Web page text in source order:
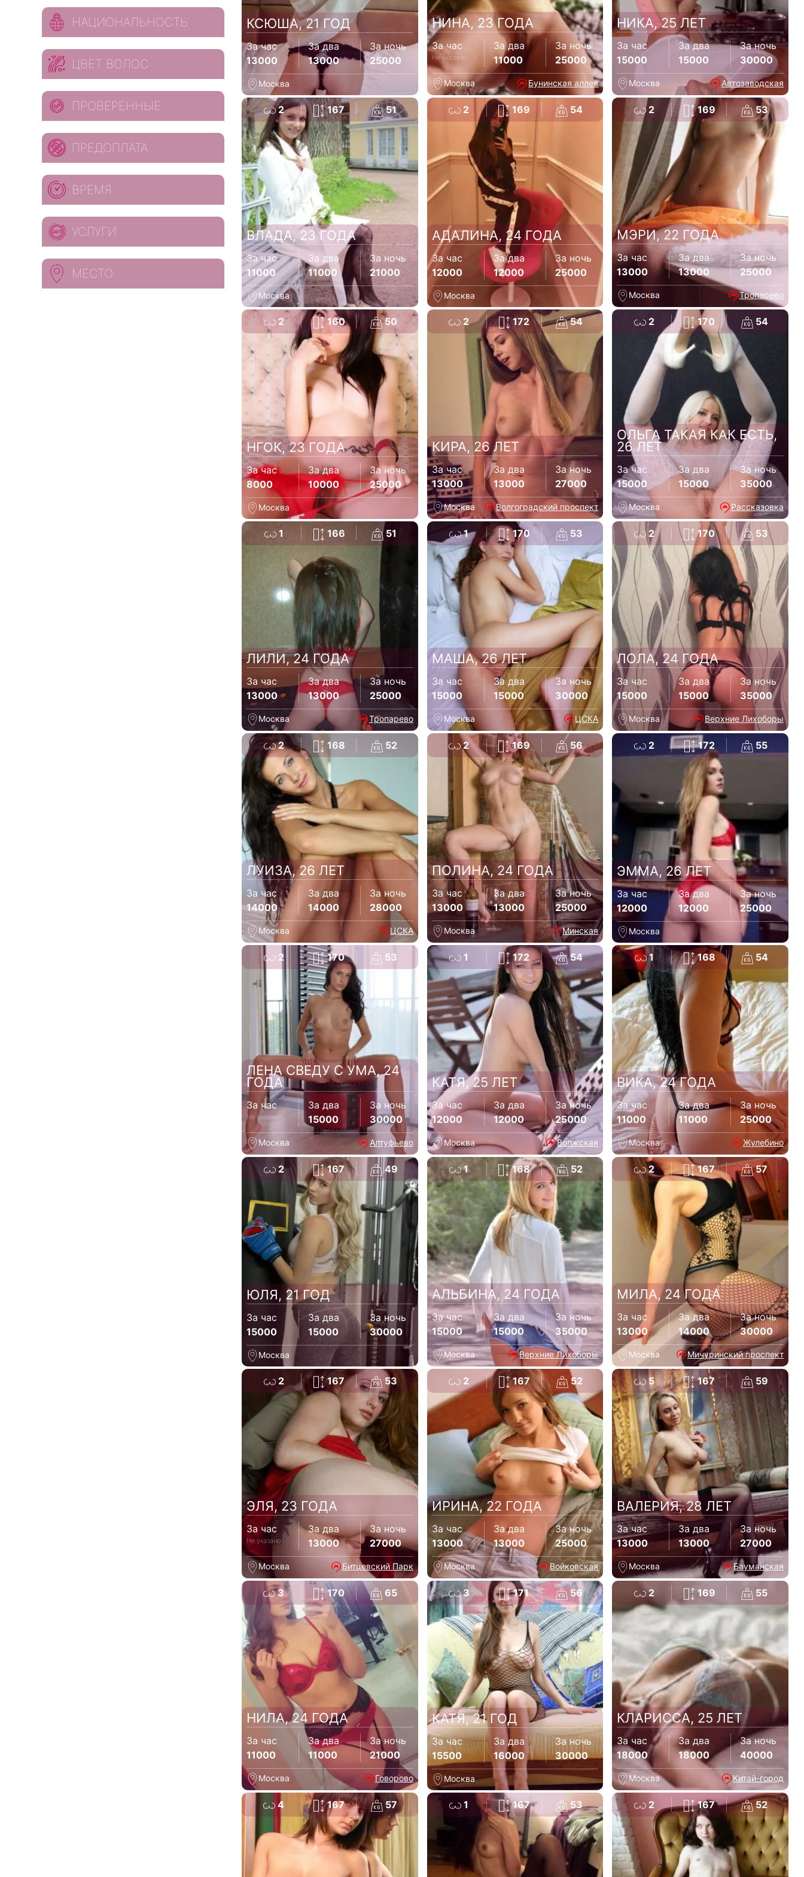
КСЮША, 21 ГОД
За час
13000
За два
13000
За ночь
25000
Москва
НИНА, 23 ГОДА
За час
Не указано
За два
11000
За ночь
25000
Москва Бунинская аллея
НИКА, 25 ЛЕТ
За час
15000
За два
15000
За ночь
30000
Москва Автозаводская
2 167 51
ВЛАДА, 23 ГОДА
За час
11000
За два
11000
За ночь
21000
Москва
2 169 54
АДАЛИНА, 24 ГОДА
За час
12000
За два
12000
За ночь
25000
Москва
2 169 53
МЭРИ, 22 ГОДА
За час
13000
За два
13000
За ночь
25000
Москва Тропарево
2 160 50
НГОК, 23 ГОДА
За час
8000
За два
10000
За ночь
25000
Москва
2 172 54
КИРА, 26 ЛЕТ
За час
13000
За два
13000
За ночь
27000
Москва Волгоградский проспект
2 170 54
ОЛЬГА ТАКАЯ КАК ЕСТЬ,
26 ЛЕТ
За час
15000
За два
15000
За ночь
35000
Москва Рассказовка
1 166 51
ЛИЛИ, 24 ГОДА
За час
13000
За два
13000
За ночь
25000
Москва Тропарево
1 170 53
МАША, 26 ЛЕТ
За час
15000
За два
15000
За ночь
30000
Москва ЦСКА
2 170 53
ЛОЛА, 24 ГОДА
За час
15000
За два
15000
За ночь
35000
Москва Верхние Лихоборы
2 168 52
ЛУИЗА, 26 ЛЕТ
За час
14000
За два
14000
За ночь
28000
Москва ЦСКА
2 169 56
ПОЛИНА, 24 ГОДА
За час
13000
За два
13000
За ночь
25000
Москва Минская
2 172 55
ЭММА, 26 ЛЕТ
За час
12000
За два
12000
За ночь
25000
Москва
2 170 53
ЛЕНА СВЕДУ С УМА, 24
ГОДА
За час
Не указано
За два
15000
За ночь
30000
Москва Алтуфьево
1 172 54
КАТЯ, 25 ЛЕТ
За час
12000
За два
12000
За ночь
25000
Москва Волжская
1 168 54
ВИКА, 24 ГОДА
За час
11000
За два
11000
За ночь
25000
Москва Жулебино
2 167 49
ЮЛЯ, 21 ГОД
За час
15000
За два
15000
За ночь
30000
Москва
1 168 52
АЛЬБИНА, 24 ГОДА
За час
15000
За два
15000
За ночь
35000
Москва Верхние Лихоборы
2 167 57
МИЛА, 24 ГОДА
За час
13000
За два
14000
За ночь
30000
Москва Мичуринский проспект
2 167 53
ЭЛЯ, 23 ГОДА
За час
Не указано
За два
13000
За ночь
27000
Москва Битцевский Парк
2 167 52
ИРИНА, 22 ГОДА
За час
13000
За два
13000
За ночь
25000
Москва Войковская
5 167 59
ВАЛЕРИЯ, 28 ЛЕТ
За час
13000
За два
13000
За ночь
27000
Москва Бауманская
3 170 65
НИЛА, 24 ГОДА
За час
11000
За два
11000
За ночь
21000
Москва Говорово
3 171 56
КАТЯ, 21 ГОД
За час
15500
За два
16000
За ночь
30000
Москва
2 169 55
КЛАРИССА, 25 ЛЕТ
За час
18000
За два
18000
За ночь
40000
Москва Китай-город
4 167 57 1 167 53 2 167 52
НАЦИОНАЛЬНОСТЬ
ЦВЕТ ВОЛОС
ПРОВЕРЕННЫЕ
ПРЕДОПЛАТА
ВРЕМЯ
УСЛУГИ
МЕСТО